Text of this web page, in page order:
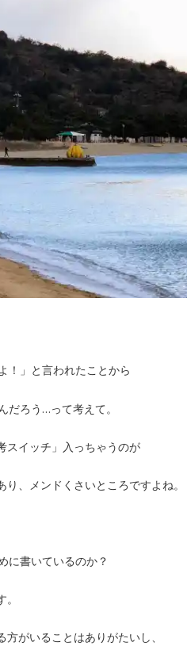
！」と言われたことから
だろう…って考えて。
スイッチ」入っちゃうのが
、メンドくさいところですよね。
に書いているのか？
。
がいることはありがたいし、